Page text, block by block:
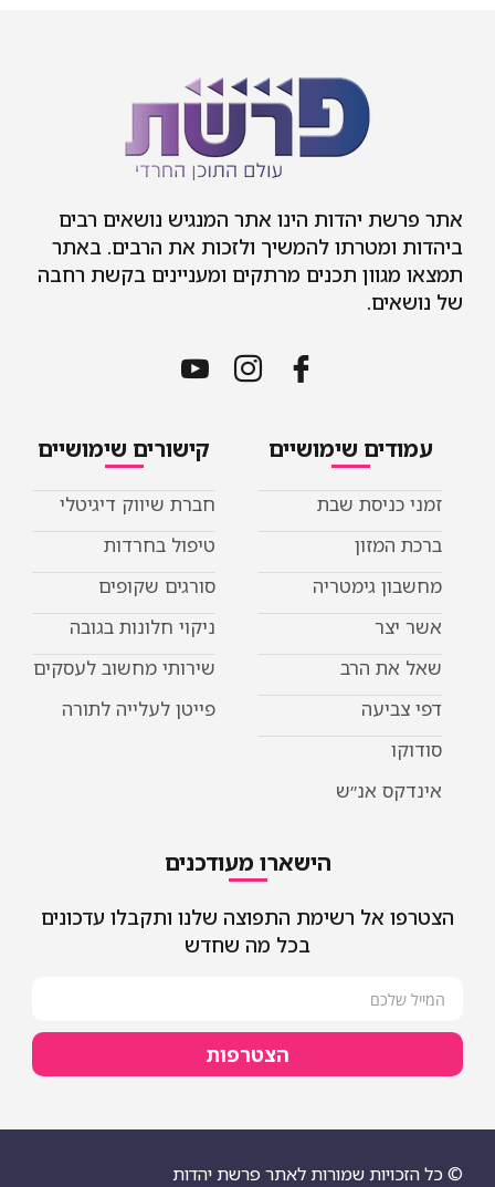
יהדות הינו אתר המנגיש נושאים רבים
להמשיך ולזכות את הרבים. באתר
תכנים מרתקים ומעניינים בקשת רחבה
שימושיים
שבת
גימטריה
אנ״ש
קישורים שימושיים
חברת שיווק דיגיטלי
טיפול בחרדות
סורגים שקופים
ניקוי חלונות בגובה
שירותי מחשוב לעסקים
פייטן לעלייה לתורה
הישארו מעודכנים
אל רשימת התפוצה שלנו ותקבלו עדכונים
בכל מה שחדש
שמורות לאתר פרשת יהדות